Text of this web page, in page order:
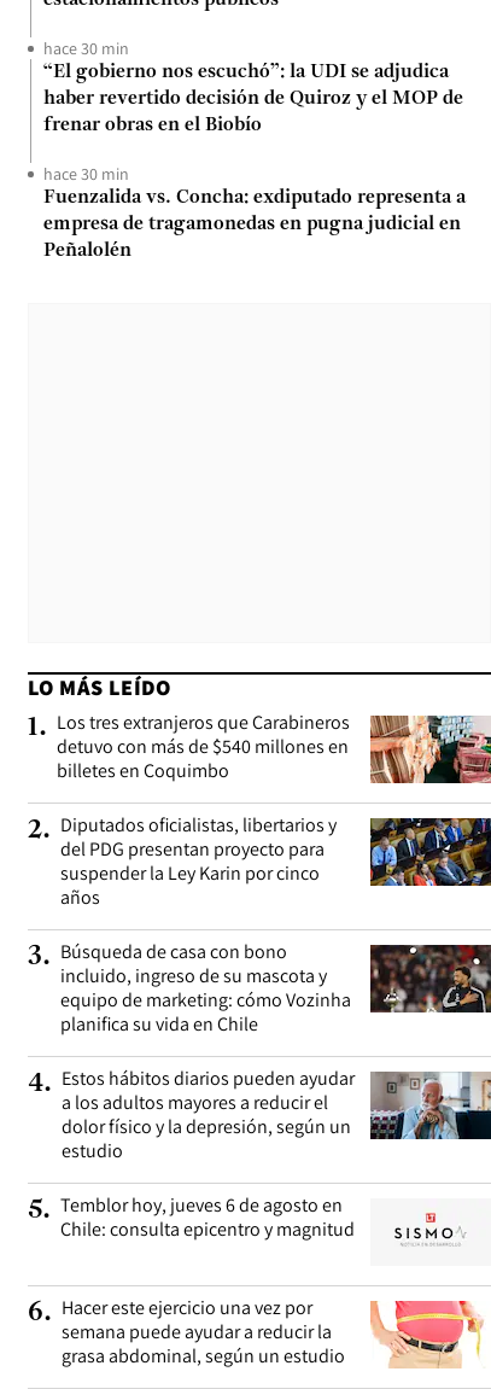
hace 30 min
“El gobierno nos escuchó”: la UDI se adjudica
haber revertido decisión de Quiroz y el MOP de
frenar obras en el Biobío
hace 30 min
Fuenzalida vs. Concha: exdiputado representa a
empresa de tragamonedas en pugna judicial en
Peñalolén
LO MÁS LEÍDO
1. Los tres extranjeros que Carabineros
detuvo con más de $540 millones en
billetes en Coquimbo
2. Diputados oficialistas, libertarios y
del PDG presentan proyecto para
suspender la Ley Karin por cinco
años
3. Búsqueda de casa con bono
incluido, ingreso de su mascota y
equipo de marketing: cómo Vozinha
planifica su vida en Chile
4. Estos hábitos diarios pueden ayudar
a los adultos mayores a reducir el
dolor físico y la depresión, según un
estudio
5. Temblor hoy, jueves 6 de agosto en
Chile: consulta epicentro y magnitud
6. Hacer este ejercicio una vez por
semana puede ayudar a reducir la
grasa abdominal, según un estudio